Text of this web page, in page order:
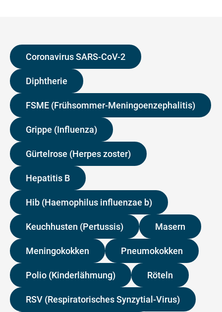
Coronavirus SARS-CoV-2
Diphtherie
FSME (Frühsommer-Meningoenzephalitis)
Grippe (Influenza)
Gürtelrose (Herpes zoster)
Hepatitis B
Hib (Haemophilus influenzae b)
Keuchhusten (Pertussis) Masern
Meningokokken Pneumokokken
Polio (Kinderlähmung) Röteln
RSV (Respiratorisches Synzytial-Virus)